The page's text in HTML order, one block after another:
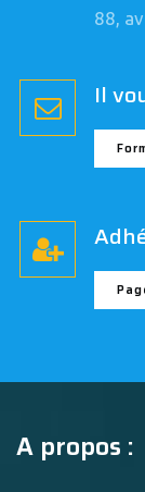
88,
Il
A propos :